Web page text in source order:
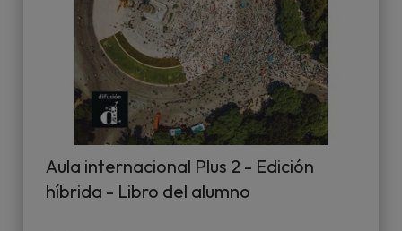
Aula internacional Plus 2 - Edición
híbrida - Libro del alumno